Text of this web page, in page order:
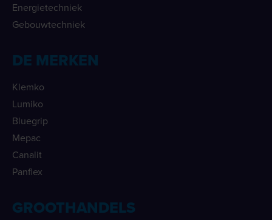
Energietechniek
Gebouwtechniek
DE MERKEN
Klemko
Lumiko
Bluegrip
Mepac
Canalit
Panflex
GROOTHANDELS